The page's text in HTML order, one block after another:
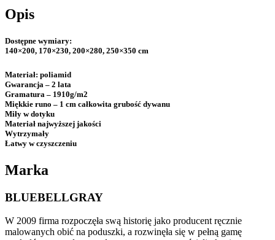
Opis
Dostępne wymiary:
140×200, 170×230, 200×280, 250×350 cm
Materiał: poliamid
Gwarancja – 2 lata
Gramatura – 1910g/m2
Miękkie runo – 1 cm całkowita grubość dywanu
Miły w dotyku
Materiał najwyższej jakości
Wytrzymały
Łatwy w czyszczeniu
Marka
BLUEBELLGRAY
W 2009 firma rozpoczęła swą historię jako producent ręcznie
malowanych obić na poduszki, a rozwinęła się w pełną gamę